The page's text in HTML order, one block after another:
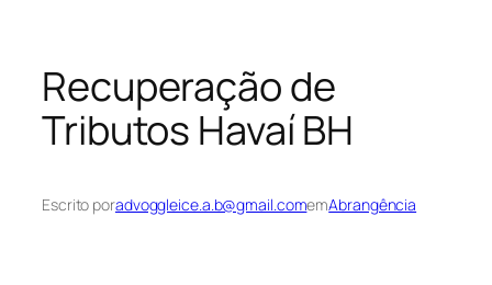
Recuperação de
Tributos Havaí BH
Escrito poradvoggleice.a.b@gmail.comemAbrangência